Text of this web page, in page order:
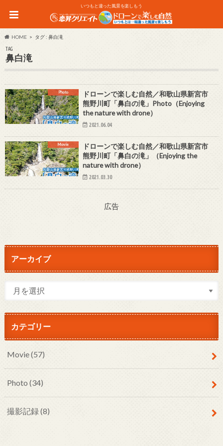
いつもと違った風景を楽しもう
HOME タグ : 鼻白滝
TAG
鼻白滝
Photo
ドローンで楽しむ自然／和歌山県新宮市
熊野川町「鼻白の滝」Photo（Enjoying
the nature with drone）
2021.06.04
Movie
ドローンで楽しむ自然／和歌山県新宮市
熊野川町「鼻白の滝」（Enjoying the
nature with drone）
2021.03.30
広告
アーカイブ
カテゴリー
Movie(57)
Photo (34)
撮影記録(8)